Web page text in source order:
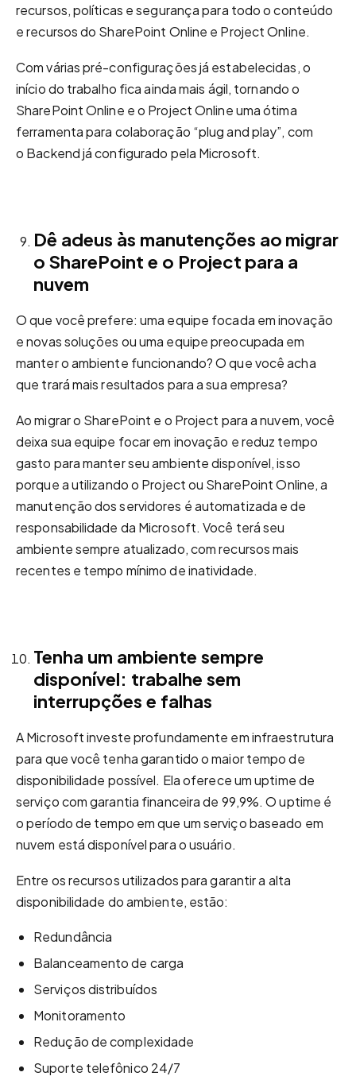
recursos, políticas e segurança para todo o conteúdo
e recursos do SharePoint Online e Project Online.
Com várias pré-configurações já estabelecidas, o
início do trabalho fica ainda mais ágil, tornando o
SharePoint Online e o Project Online uma ótima
ferramenta para colaboração “plug and play”, com
o Backend já configurado pela Microsoft.
Dê adeus às manutenções ao migrar
o SharePoint e o Project para a
nuvem
O que você prefere: uma equipe focada em inovação
e novas soluções ou uma equipe preocupada em
manter o ambiente funcionando? O que você acha
que trará mais resultados para a sua empresa?
Ao migrar o SharePoint e o Project para a nuvem, você
deixa sua equipe focar em inovação e reduz tempo
gasto para manter seu ambiente disponível, isso
porque a utilizando o Project ou SharePoint Online, a
manutenção dos servidores é automatizada e de
responsabilidade da Microsoft. Você terá seu
ambiente sempre atualizado, com recursos mais
recentes e tempo mínimo de inatividade.
Tenha um ambiente sempre
disponível: trabalhe sem
interrupções e falhas
A Microsoft investe profundamente em infraestrutura
para que você tenha garantido o maior tempo de
disponibilidade possível. Ela oferece um uptime de
serviço com garantia financeira de 99,9%. O uptime é
o período de tempo em que um serviço baseado em
nuvem está disponível para o usuário.
Entre os recursos utilizados para garantir a alta
disponibilidade do ambiente, estão:
Redundância
Balanceamento de carga
Serviços distribuídos
Monitoramento
Redução de complexidade
Suporte telefônico 24/7